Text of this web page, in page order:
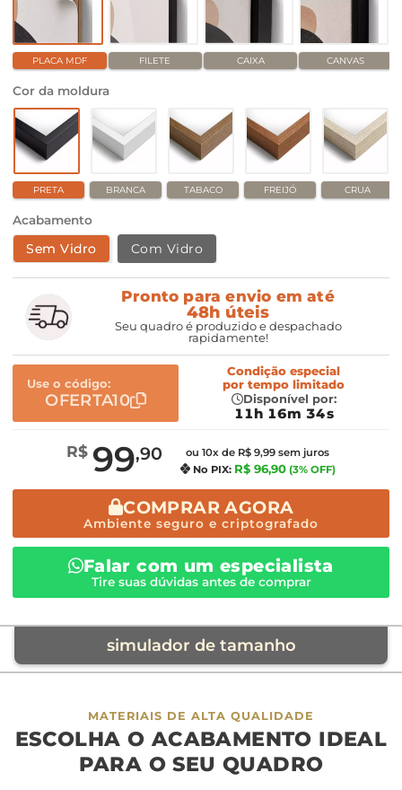
PLACA MDF FILETE CAIXA CANVAS
Cor da moldura
PRETA BRANCA TABACO FREIJÓ CRUA
Acabamento
Sem Vidro Com Vidro
Pronto para envio em até
48h úteis
Seu quadro é produzido e despachado
rapidamente!
Use o código:
OFERTA10
Condição especial
por tempo limitado
Disponível por:
11h 16m 33s
R$ 99,90
ou 10x de R$ 9,99 sem juros
No PIX: R$ 96,90 (3% OFF)
COMPRAR AGORA
Ambiente seguro e criptografado
Falar com um especialista
Tire suas dúvidas antes de comprar
simulador de tamanho
móvel de referência
sofá cama
MATERIAIS DE ALTA QUALIDADE
ESCOLHA O ACABAMENTO IDEAL
PARA O SEU QUADRO